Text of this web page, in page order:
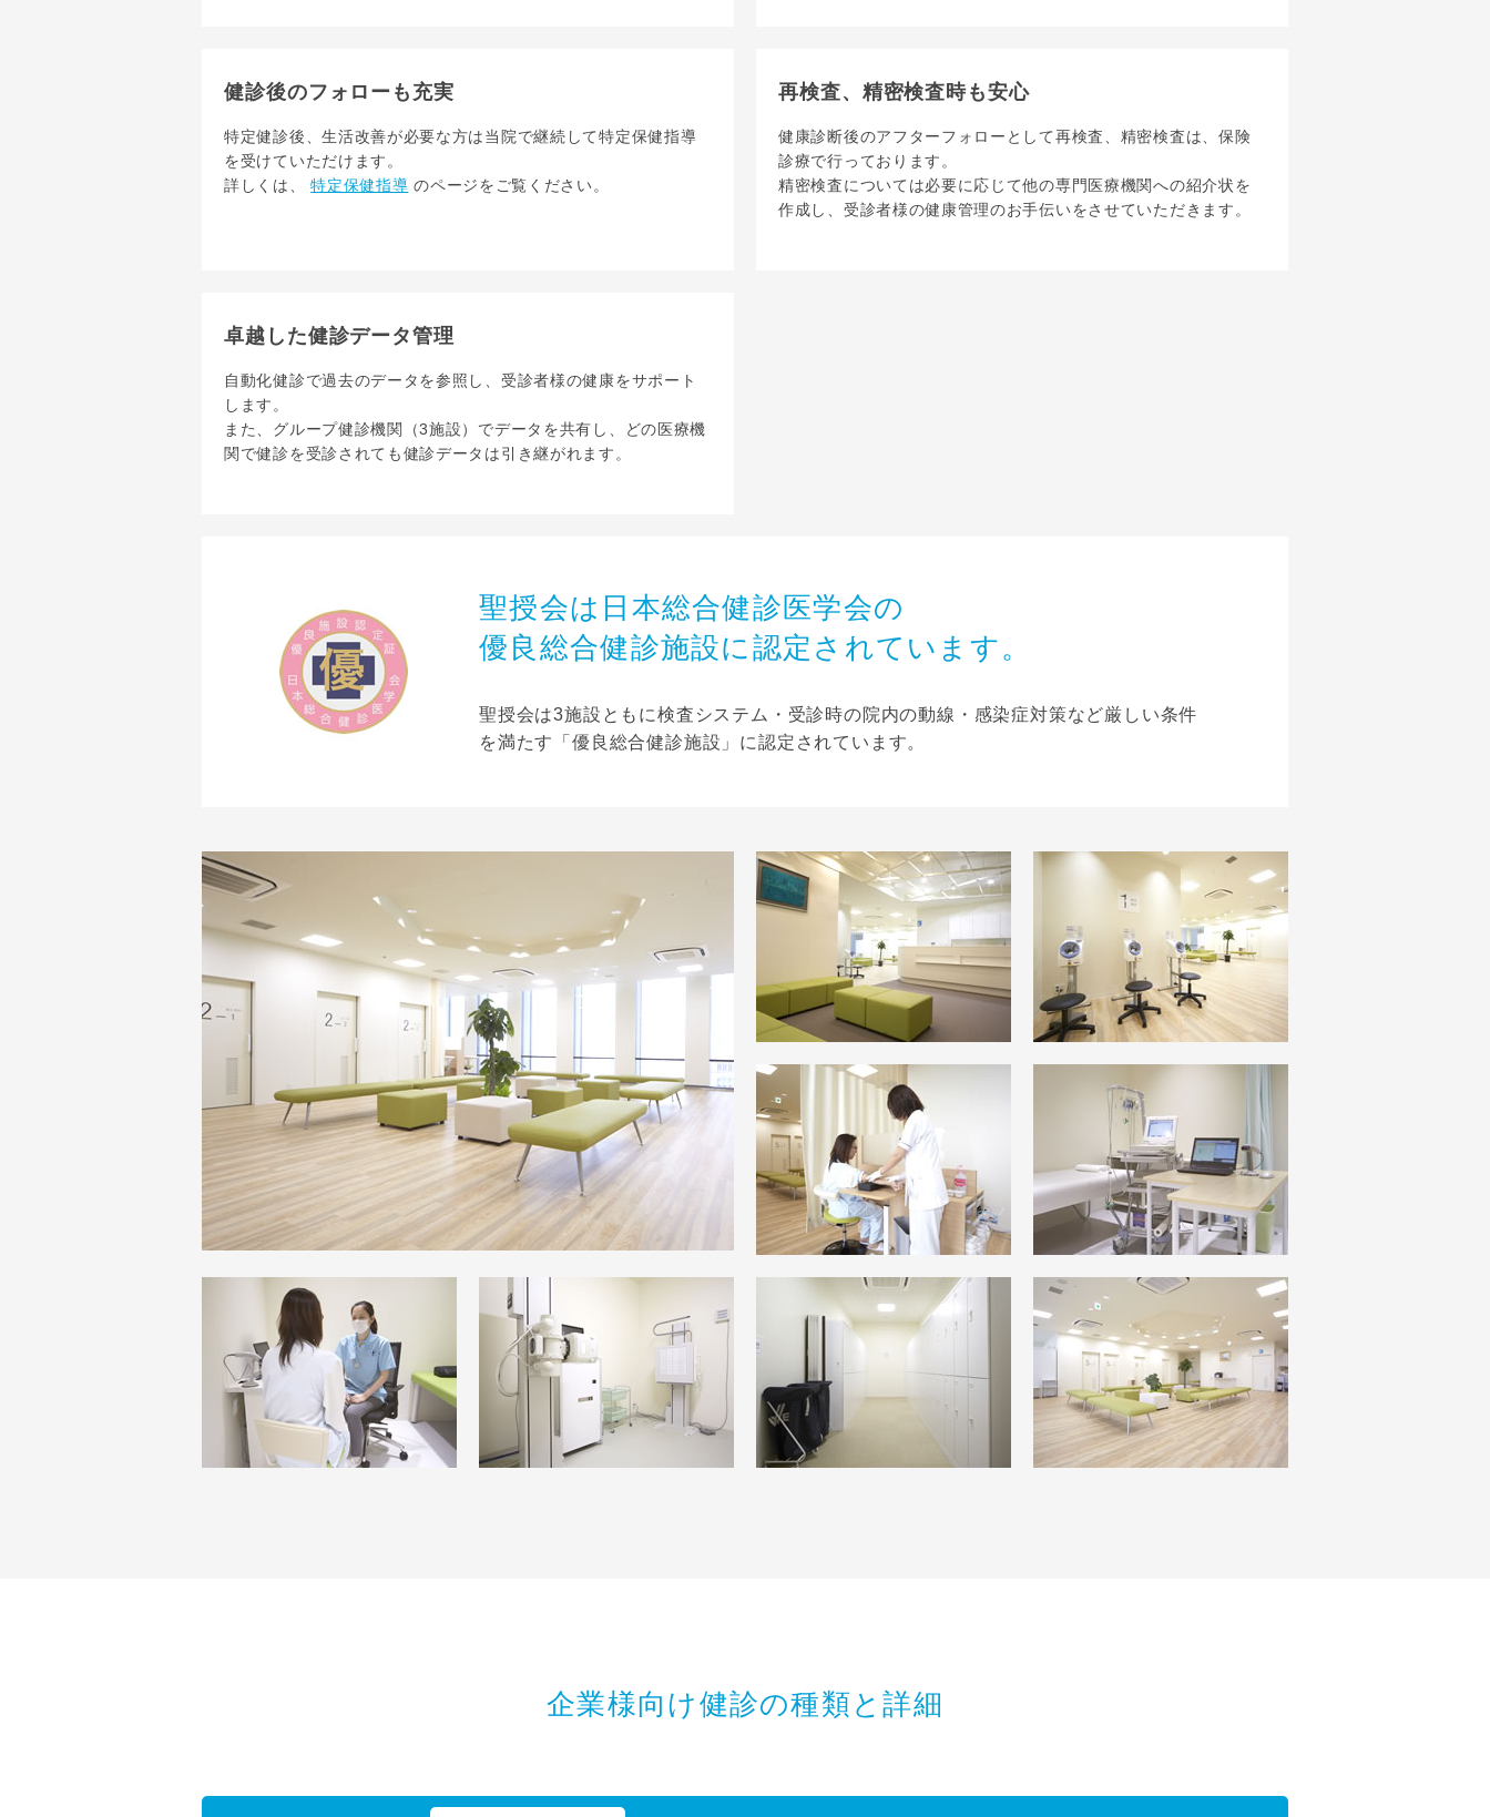
健診後のフォローも充実
特定健診後、生活改善が必要な方は当院で継続して特定保健指導
を受けていただけます。
詳しくは、特定保健指導 のページをご覧ください。
再検査、精密検査時も安心
健康診断後のアフターフォローとして再検査、精密検査は、保険
診療で行っております。
精密検査については必要に応じて他の専門医療機関への紹介状を
作成し、受診者様の健康管理のお手伝いをさせていただきます。
卓越した健診データ管理
自動化健診で過去のデータを参照し、受診者様の健康をサポート
します。
また、グループ健診機関（3施設）でデータを共有し、どの医療機
関で健診を受診されても健診データは引き継がれます。
聖授会は日本総合健診医学会の
優良総合健診施設に認定されています。
聖授会は3施設ともに検査システム・受診時の院内の動線・感染症対策など厳しい条件
を満たす「優良総合健診施設」に認定されています。
企業様向け健診の種類と詳細